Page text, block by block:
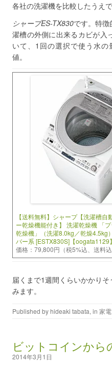
各社の洗濯機を比較したうえ
シャープES-TX830です。特
濯槽の外側に出来るカビが入
いて、1回の選択で使う水の
値。
【送料無料】シャープ【洗濯槽自
ー乾燥機能付き】 洗濯乾燥機 「
乾燥機」（洗濯8.0kg／乾燥
バー系 [ESTX830S]【oogata1129】
価格：79,800円（税5%込、送料込
届くまで1週間くらいかかり
みます。
Published by hideaki tabata, in 家
ビットコインから
2014年3月1日